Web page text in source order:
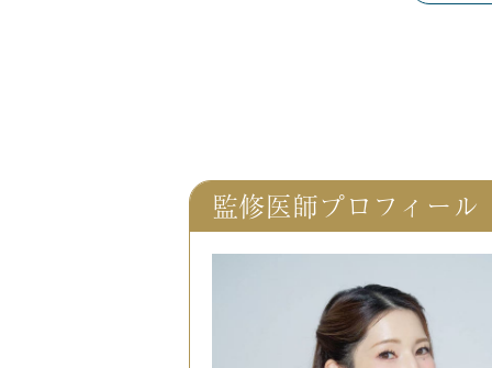
監修医師プロフィール